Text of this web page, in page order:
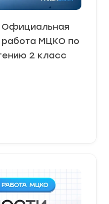
Официальная
работа МЦКО по
2 класс